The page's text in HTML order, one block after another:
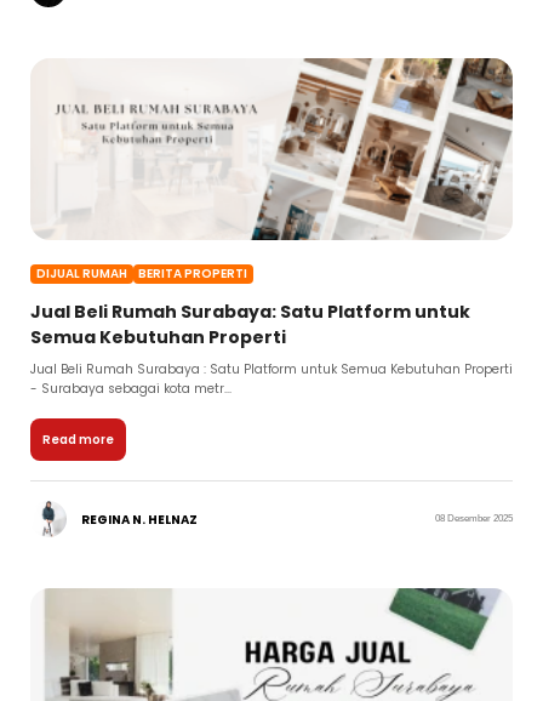
DIJUAL RUMAH BERITA PROPERTI
Jual Beli Rumah Surabaya: Satu Platform untuk
Semua Kebutuhan Properti
Jual Beli Rumah Surabaya : Satu Platform untuk Semua Kebutuhan Properti
- Surabaya sebagai kota metr...
Read more
REGINA N. HELNAZ 08 Desember 2025